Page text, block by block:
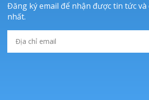
Đăng ký email để nhận được tin tức và
nhất.